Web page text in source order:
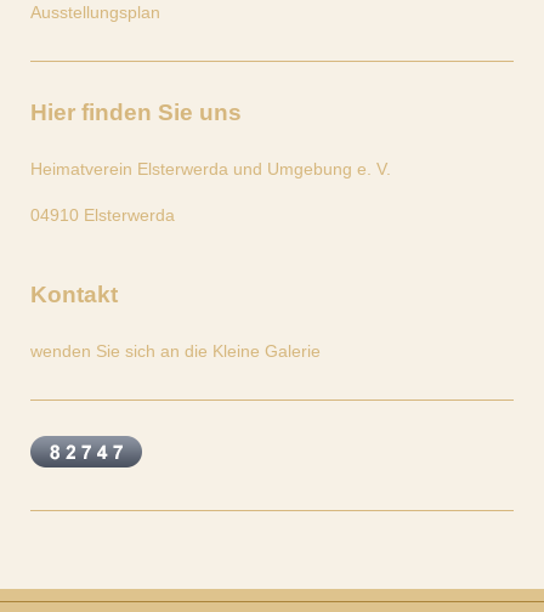
Ausstellungsplan
Hier finden Sie uns
Heimatverein Elsterwerda und Umgebung e. V.
04910 Elsterwerda
Kontakt
wenden Sie sich an die Kleine Galerie